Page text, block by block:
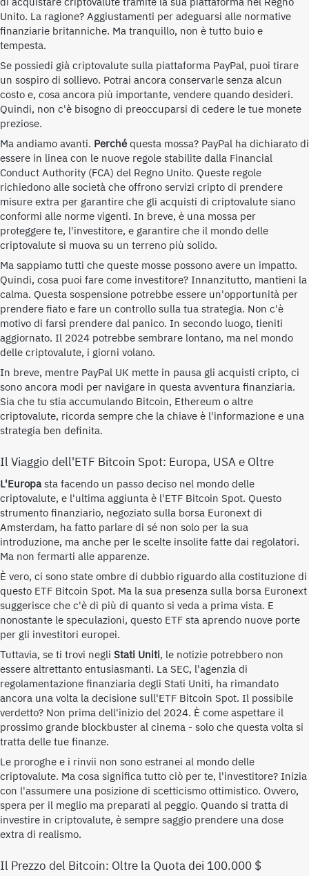
Unito. La ragione? Aggiustamenti per adeguarsi alle normative
finanziarie britanniche. Ma tranquillo, non è tutto buio e
tempesta.
Se possiedi già criptovalute sulla piattaforma PayPal, puoi tirare
un sospiro di sollievo. Potrai ancora conservarle senza alcun
costo e, cosa ancora più importante, vendere quando desideri.
Quindi, non c'è bisogno di preoccuparsi di cedere le tue monete
preziose.
Ma andiamo avanti. Perchéquesta mossa? PayPal ha dichiarato di
essere in linea con le nuove regole stabilite dalla Financial
Conduct Authority (FCA) del Regno Unito. Queste regole
richiedono alle società che offrono servizi cripto di prendere
misure extra per garantire che gli acquisti di criptovalute siano
conformi alle norme vigenti. In breve, è una mossa per
proteggere te, l'investitore, e garantire che il mondo delle
criptovalute si muova su un terreno più solido.
Ma sappiamo tutti che queste mosse possono avere un impatto.
Quindi, cosa puoi fare come investitore? Innanzitutto, mantieni la
calma. Questa sospensione potrebbe essere un'opportunità per
prendere fiato e fare un controllo sulla tua strategia. Non c'è
motivo di farsi prendere dal panico. In secondo luogo, tieniti
aggiornato. Il 2024 potrebbe sembrare lontano, ma nel mondo
delle criptovalute, i giorni volano.
In breve, mentre PayPal UK mette in pausa gli acquisti cripto, ci
sono ancora modi per navigare in questa avventura finanziaria.
Sia che tu stia accumulando Bitcoin, Ethereum o altre
criptovalute, ricorda sempre che la chiave è l'informazione e una
strategia ben definita.
Il Viaggio dell'ETF Bitcoin Spot: Europa, USA e Oltre
L'Europasta facendo un passo deciso nel mondo delle
criptovalute, e l'ultima aggiunta è l'ETF Bitcoin Spot. Questo
strumento finanziario, negoziato sulla borsa Euronext di
Amsterdam, ha fatto parlare di sé non solo per la sua
introduzione, ma anche per le scelte insolite fatte dai regolatori.
Ma non fermarti alle apparenze.
È vero, ci sono state ombre di dubbio riguardo alla costituzione di
questo ETF Bitcoin Spot. Ma la sua presenza sulla borsa Euronext
suggerisce che c'è di più di quanto si veda a prima vista. E
nonostante le speculazioni, questo ETF sta aprendo nuove porte
per gli investitori europei.
Tuttavia, se ti trovi negli Stati Uniti, le notizie potrebbero non
essere altrettanto entusiasmanti. La SEC, l'agenzia di
regolamentazione finanziaria degli Stati Uniti, ha rimandato
ancora una volta la decisione sull'ETF Bitcoin Spot. Il possibile
verdetto? Non prima dell'inizio del 2024. È come aspettare il
prossimo grande blockbuster al cinema - solo che questa volta si
tratta delle tue finanze.
Le proroghe e i rinvii non sono estranei al mondo delle
criptovalute. Ma cosa significa tutto ciò per te, l'investitore? Inizia
con l'assumere una posizione di scetticismo ottimistico. Ovvero,
spera per il meglio ma preparati al peggio. Quando si tratta di
investire in criptovalute, è sempre saggio prendere una dose
extra di realismo.
Il Prezzo del Bitcoin: Oltre la Quota dei 100.000 $